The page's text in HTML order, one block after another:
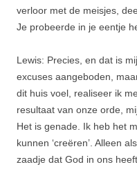
verloor met de meisjes,
Je probeerde in je eentje
Lewis: Precies, en dat is
excuses aangeboden,
dit huis voel, realiseer ik
resultaat van onze orde,
Het is genade. Ik heb het
kunnen ‘creëren’. Alleen
zaadje dat God in ons